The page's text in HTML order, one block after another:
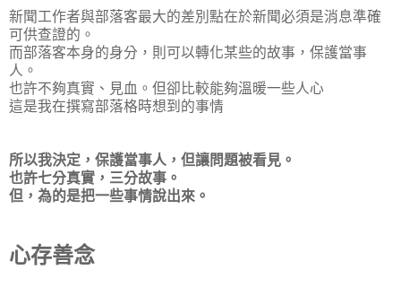
新聞工作者與部落客最大的差別點在於新聞必須是消息準確
可供查證的。
而部落客本身的身分，則可以轉化某些的故事，保護當事
人。
也許不夠真實、見血。但卻比較能夠溫暖一些人心
這是我在撰寫部落格時想到的事情
所以我決定，保護當事人，但讓問題被看見。
也許七分真實，三分故事。
但，為的是把一些事情說出來。
心存善念